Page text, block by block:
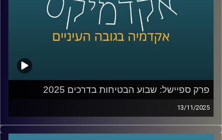
קרדיט תמונות:AudioVersity
פרק ספיישל: שבוע הבטיחות בדרכים 2025
13/11/2025
מאז תחילת מלחמת חרבות ברזל, מדינת ישראל ספגה אובדן
עצום – 1,988 הרוגים מאז ה-7 באוקטובר 2023. אבל בתוך